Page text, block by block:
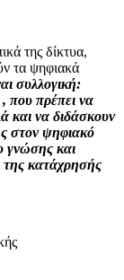
της δίκτυα,
τα ψηφιακά
συλλογική:
που πρέπει να
και να διδάσκουν
στον ψηφιακό
γνώσης και
της κατάχρησής